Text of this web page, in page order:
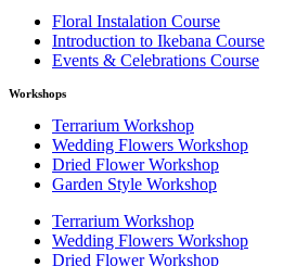
Floral Instalation Course
Introduction to Ikebana Course
Events & Celebrations Course
Workshops
Terrarium Workshop
Wedding Flowers Workshop
Dried Flower Workshop
Garden Style Workshop
Terrarium Workshop
Wedding Flowers Workshop
Dried Flower Workshop